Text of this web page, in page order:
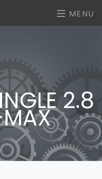
MENU
2.8